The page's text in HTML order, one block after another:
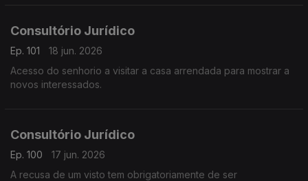
Consultório Jurídico
Ep. 101
18 jun. 2026
Acesso do senhorio a visitar a casa arrendada para mostrar a
novos interessados.
Consultório Jurídico
Ep. 100
17 jun. 2026
A recusa de um visto tem obrigatoriamente de ser